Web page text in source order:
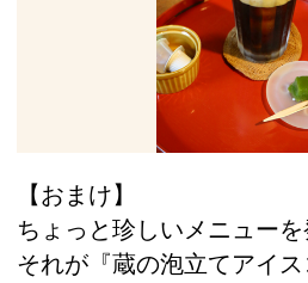
【おまけ】
ちょっと珍しいメニューを
それが『蔵の泡立てアイ